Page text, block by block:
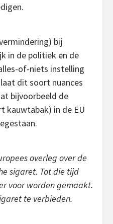
bij
in de politiek en de
of-niets instelling
dit soort nuances
bijvoorbeeld de
kauwtabak) in de EU
overleg over de
sigaret. Tot die tijd
voor worden gemaakt.
te verbieden.